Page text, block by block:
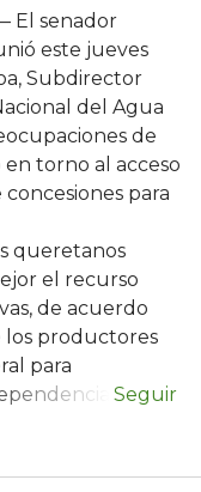
El senador
este jueves
Subdirector
del Agua
de
torno al acceso
para
queretanos
el recurso
de acuerdo
los productores
para